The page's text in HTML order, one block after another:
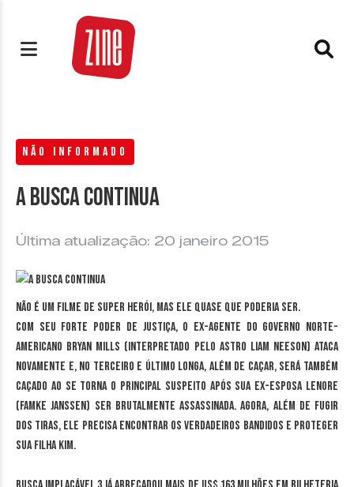
NÃO INFORMADO
A busca continua
Última atualização: 20 janeiro 2015
Não é um filme de super herói, mas ele quase que poderia ser.
Com seu forte poder de justiça, o ex-agente do governo norte-
americano Bryan Mills (interpretado pelo astro Liam Neeson) ataca
novamente e, no terceiro e último longa, além de caçar, será também
caçado ao se torna o principal suspeito após sua ex-esposa Lenore
(Famke Janssen) ser brutalmente assassinada. Agora, além de fugir
dos tiras, ele precisa encontrar os verdadeiros bandidos e proteger
sua filha Kim.